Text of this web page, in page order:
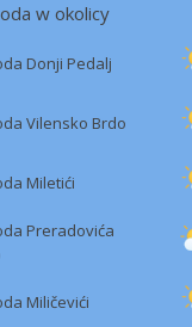
w okolicy
Donji Pedalj
Vilensko Brdo
Miletići
Preradovića
Miličevići